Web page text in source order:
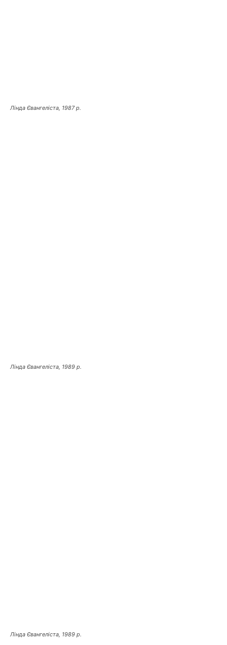
Лінда Євангеліста, 1987 р.
Лінда Євангеліста, 1989 р.
Лінда Євангеліста, 1989 р.